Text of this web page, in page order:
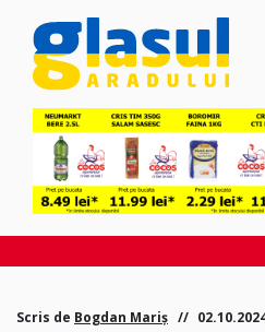
Scris de Bogdan Mariș